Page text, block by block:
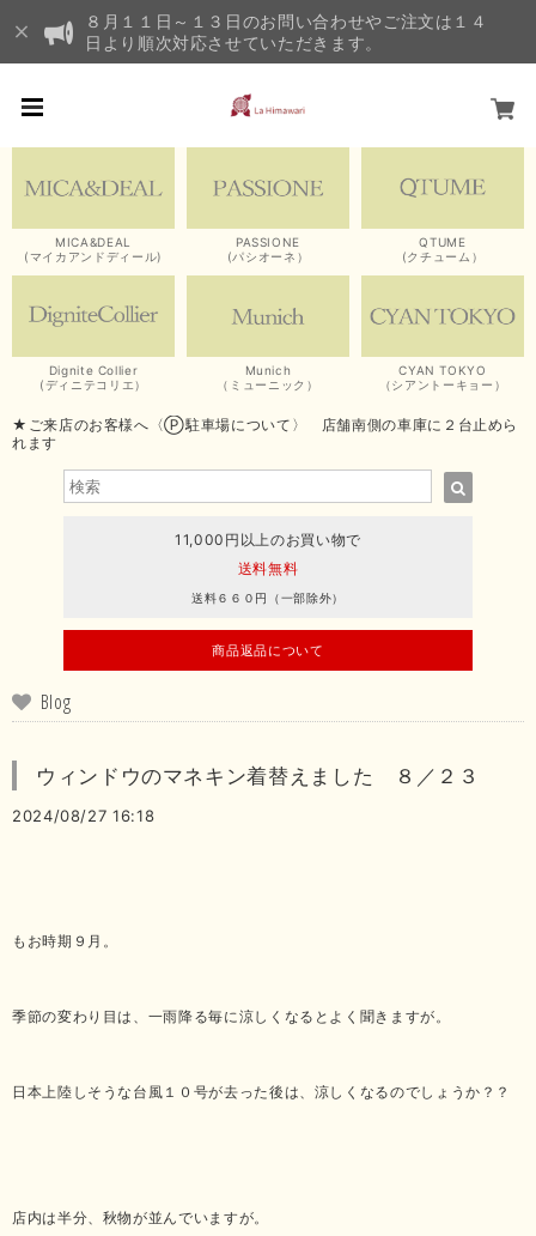
８月１１日～１３日のお問い合わせやご注文は１４
日より順次対応させていただきます。
MICA&DEAL
(マイカアンドディール)
PASSIONE
(パシオーネ）
QTUME
(クチューム）
Dignite Collier
(ディニテコリエ）
Munich
（ミューニック）
CYAN TOKYO
（シアントーキョー）
★ご来店のお客様へ〈Ⓟ駐車場について〉 店舗南側の車庫に２台止めら
れます
11,000円以上のお買い物で
送料無料
送料６６０円（一部除外）
商品返品について
Blog
ウィンドウのマネキン着替えました ８／２３
2024/08/27 16:18
もお時期９月。
季節の変わり目は、一雨降る毎に涼しくなるとよく聞きますが。
日本上陸しそうな台風１０号が去った後は、涼しくなるのでしょうか？？
店内は半分、秋物が並んでいますが。